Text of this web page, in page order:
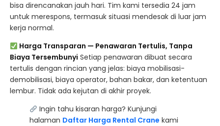
bisa direncanakan jauh hari. Tim kami tersedia 24 jam
untuk merespons, termasuk situasi mendesak di luar jam
kerja normal.
Harga Transparan — Penawaran Tertulis, Tanpa
Biaya Tersembunyi Setiap penawaran dibuat secara
tertulis dengan rincian yang jelas: biaya mobilisasi-
demobilisasi, biaya operator, bahan bakar, dan ketentuan
lembur. Tidak ada kejutan di akhir proyek.
Ingin tahu kisaran harga? Kunjungi
halaman Daftar Harga Rental Crane kami